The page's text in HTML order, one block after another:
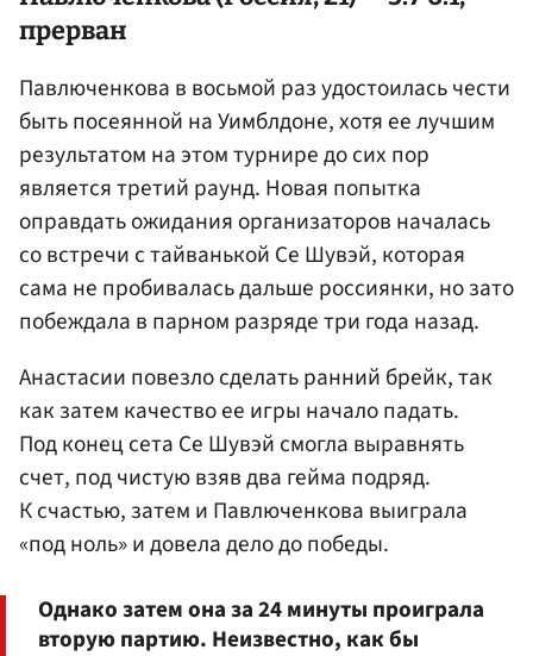
прерван
Павлюченкова в восьмой раз удостоилась чести
быть посеянной на Уимблдоне, хотя ее лучшим
результатом на этом турнире до сих пор
является третий раунд. Новая попытка
оправдать ожидания организаторов началась
со встречи с тайванькой Се Шувэй, которая
сама не пробивалась дальше россиянки, но зато
побеждала в парном разряде три года назад.
Анастасии повезло сделать ранний брейк, так
как затем качество ее игры начало падать.
Под конец сета Се Шувэй смогла выравнять
счет, под чистую взяв два гейма подряд.
К счастью, затем и Павлюченкова выиграла
«под ноль» и довела дело до победы.
Однако затем она за 24 минуты проиграла
вторую партию. Неизвестно, как бы